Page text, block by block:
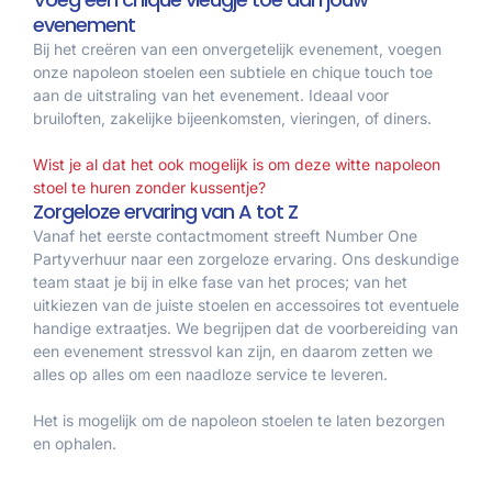
evenement
Bij het creëren van een onvergetelijk evenement, voegen
onze napoleon stoelen een subtiele en chique touch toe
aan de uitstraling van het evenement. Ideaal voor
bruiloften, zakelijke bijeenkomsten, vieringen, of diners.
Wist je al dat het ook mogelijk is om deze witte napoleon
stoel te huren zonder kussentje?
Zorgeloze ervaring van A tot Z
Vanaf het eerste contactmoment streeft Number One
Partyverhuur naar een zorgeloze ervaring. Ons deskundige
team staat je bij in elke fase van het proces; van het
uitkiezen van de juiste stoelen en accessoires tot eventuele
handige extraatjes. We begrijpen dat de voorbereiding van
een evenement stressvol kan zijn, en daarom zetten we
alles op alles om een naadloze service te leveren.
Het is mogelijk om de napoleon stoelen te laten bezorgen
en ophalen.